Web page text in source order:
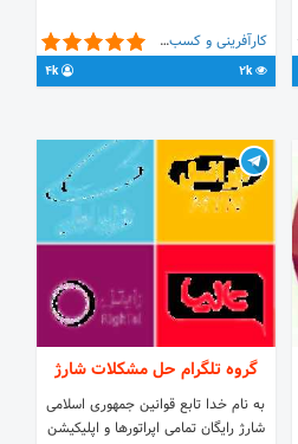
کارآفرینی و کسب و کار
2k
4k
گروه تلگرام حل مشکلات شارژ
به نام خدا تابع قوانین جمهوری اسلامی
شارژ رایگان تمامی اپراتورها و اپلیکیشن